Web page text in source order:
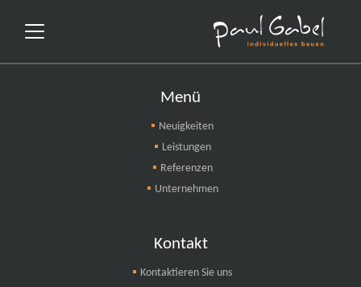
Menü
Neuigkeiten
Leistungen
Referenzen
Unternehmen
Kontakt
Kontaktieren Sie uns